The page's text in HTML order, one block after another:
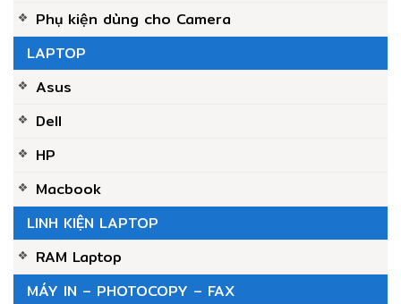
Phụ kiện dùng cho Camera
LAPTOP
Asus
Dell
HP
Macbook
LINH KIỆN LAPTOP
RAM Laptop
MÁY IN – PHOTOCOPY – FAX